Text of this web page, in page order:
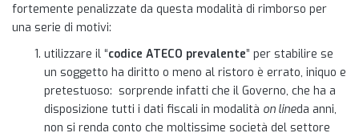
fortemente penalizzate da questa modalità di rimborso per
una serie di motivi:
utilizzare il “codice ATECO prevalente” per stabilire se
un soggetto ha diritto o meno al ristoro è errato, iniquo e
pretestuoso: sorprende infatti che il Governo, che ha a
disposizione tutti i dati fiscali in modalità on lineda anni,
non si renda conto che moltissime società del settore